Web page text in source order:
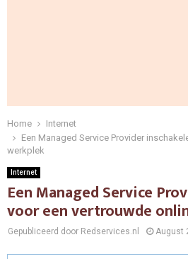
Home
Internet
Een Managed Service Provider
werkplek
Internet
Een Managed Service
voor een vertrouwde
Gepubliceerd door Redservices.nl August